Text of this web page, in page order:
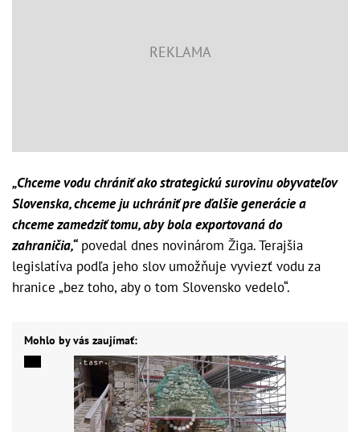
„Chceme vodu chrániť ako strategickú surovinu obyvateľov
Slovenska, chceme ju uchrániť pre ďalšie generácie a
chceme zamedziť tomu, aby bola exportovaná do
zahraničia,“povedal dnes novinárom Žiga. Terajšia
legislatíva podľa jeho slov umožňuje vyviezť vodu za
hranice „bez toho, aby o tom Slovensko vedelo“.
Mohlo by vás zaujímať: